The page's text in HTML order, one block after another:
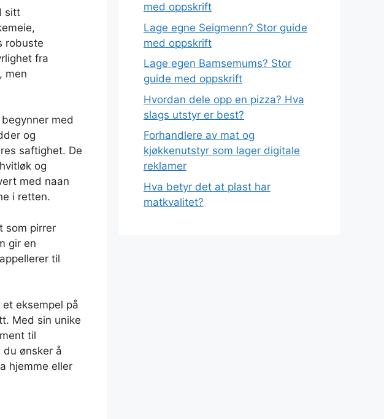
sitt
robuste
fra
men
med
og
saftighet. De
og
med naan
i retten.
som pirrer
gir en
til
eksempel på
Med sin unike
til
ønsker å
hjemme eller
med oppskrift
Lage egne Seigmenn? Stor guide
med oppskrift
Lage egen Bamsemums? Stor
guide med oppskrift
Hvordan dele opp en pizza? Hva
slags utstyr er best?
Forhandlere av mat og
kjøkkenutstyr som lager digitale
reklamer
Hva betyr det at plast har
matkvalitet?